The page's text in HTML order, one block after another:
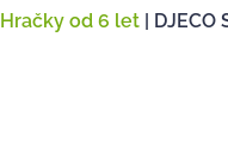
Hračky od 6 let | DJECO